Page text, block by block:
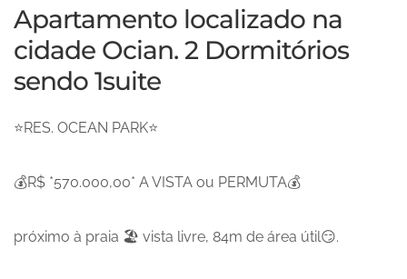
Apartamento localizado na
cidade Ocian. 2 Dormitórios
sendo 1suite
⭐RES. OCEAN PARK⭐
💰R$ *570.000,00* A VISTA ou PERMUTA💰
próximo à praia 🏖️ vista livre, 84m de área útil😏.